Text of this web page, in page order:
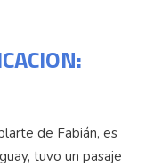
de Fabián, es
tuvo un pasaje